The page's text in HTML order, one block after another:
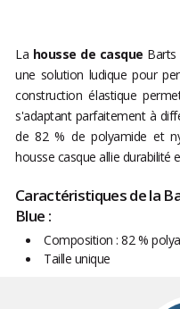
La housse de casque
une solution ludique pour
construction élastique
s'adaptant parfaitement à
de 82 % de polyamide et
housse casque allie durabilité
Caractéristiques de la
Blue :
Composition : 82 %
Taille unique